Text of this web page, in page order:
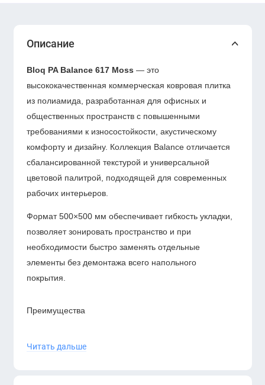
Описание
Bloq PA Balance 617 Moss — это
высококачественная коммерческая ковровая плитка
из полиамида, разработанная для офисных и
общественных пространств с повышенными
требованиями к износостойкости, акустическому
комфорту и дизайну. Коллекция Balance отличается
сбалансированной текстурой и универсальной
цветовой палитрой, подходящей для современных
рабочих интерьеров.
Формат 500×500 мм обеспечивает гибкость укладки,
позволяет зонировать пространство и при
необходимости быстро заменять отдельные
элементы без демонтажа всего напольного
покрытия.
Преимущества
Читать дальше